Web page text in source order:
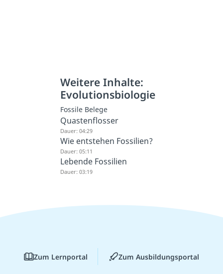
Weitere Inhalte:
Evolutionsbiologie
Fossile Belege
Quastenflosser
Dauer: 04:29
Wie entstehen Fossilien?
Dauer: 05:11
Lebende Fossilien
Dauer: 03:19
Zum Lernportal Zum Ausbildungsportal